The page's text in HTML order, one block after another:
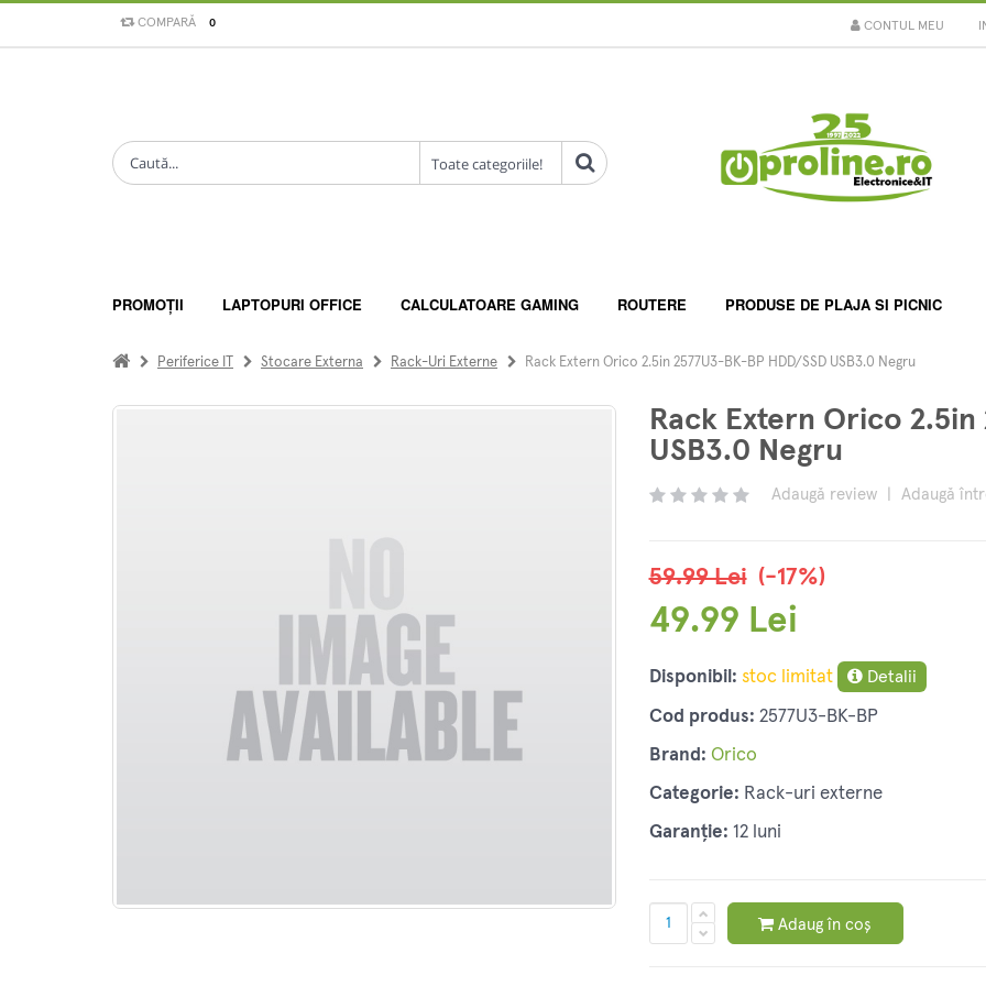
COMPARĂ 0 CONTUL MEU
PROMOȚII LAPTOPURI OFFICE CALCULATOARE GAMING ROUTERE PRODUSE DE PLAJA SI PICNIC
Periferice IT Stocare Externa Rack-Uri Externe Rack Extern Orico 2.5in 2577U3-BK-BP HDD/SSD USB3.0 Negru
Rack Extern Orico
USB3.0 Negru
Adaugă review Adaugă
59.99 Lei (-17%)
49.99 Lei
Disponibil: stoc limitat Detalii
Cod produs: 2577U3-BK-BP
Brand: Orico
Categorie: Rack-uri externe
Garanție: 12 luni
Adaug în coș